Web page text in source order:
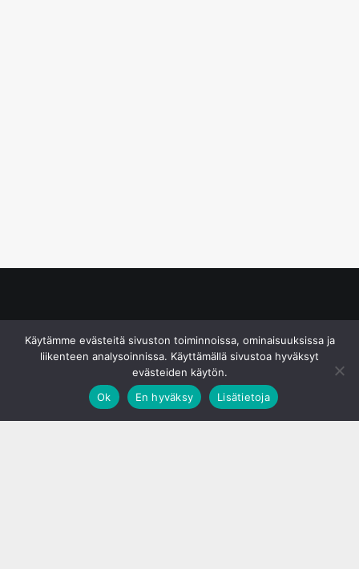
Käytämme evästeitä sivuston toiminnoissa, ominaisuuksissa ja
liikenteen analysoinnissa. Käyttämällä sivustoa hyväksyt
evästeiden käytön.
Ok
En hyväksy Lisätietoja